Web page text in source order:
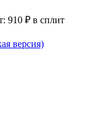
910 ₽ в сплит
версия)